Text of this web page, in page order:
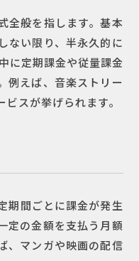
全般を指します。基本
ない限り、半永久的に
に定期課金や従量課金
例えば、音楽ストリー
スが挙げられます。
期間ごとに課金が発生
定の金額を支払う月額
、マンガや映画の配信